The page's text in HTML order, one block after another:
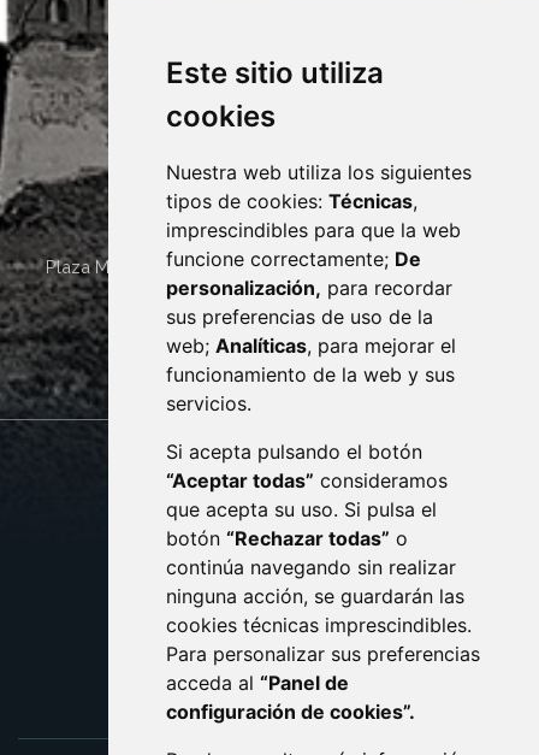
Este sitio utiliza
cookies
Nuestra web utiliza los siguientes
tipos de cookies: Técnicas,
imprescindibles para que la web
funcione correctamente; De
personalización, para recordar
sus preferencias de uso de la
web; Analíticas, para mejorar el
funcionamiento de la web y sus
servicios.
Si acepta pulsando el botón
“Aceptar todas” consideramos
que acepta su uso. Si pulsa el
botón “Rechazar todas” o
continúa navegando sin realizar
ninguna acción, se guardarán las
cookies técnicas imprescindibles.
Para personalizar sus preferencias
acceda al “Panel de
configuración de cookies”.
Plaza Mayor 4 22400 MONZÓN - ARAGÓN (ESPAÑA)
· (34) 974 400 700 ·
sac@monzon.es
monzon.es
CONTACTO
AVISO LEGAL
PROTECCIÓN DE DATOS
POLÍTICA DE COOKIES
ACCESIBILIDAD
ENLACE EXTERNO AL